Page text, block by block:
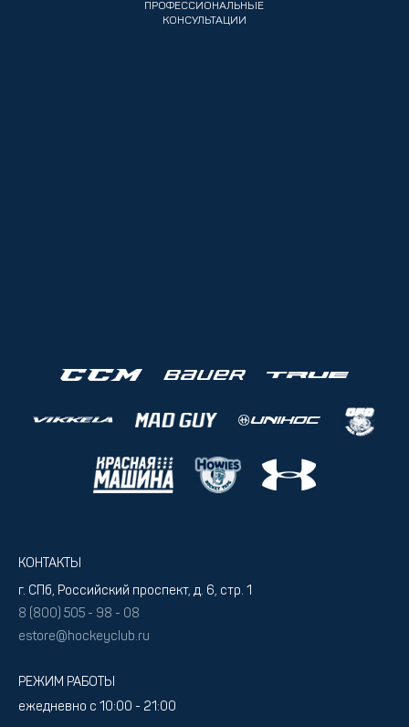
ПРОФЕССИОНАЛЬНЫЕ
КОНСУЛЬТАЦИИ
КОНТАКТЫ
г. СПб, Российский проспект, д. 6, стр. 1
8 (800) 505 - 98 - 08
estore@hockeyclub.ru
РЕЖИМ РАБОТЫ
ежедневно с 10:00 - 21:00